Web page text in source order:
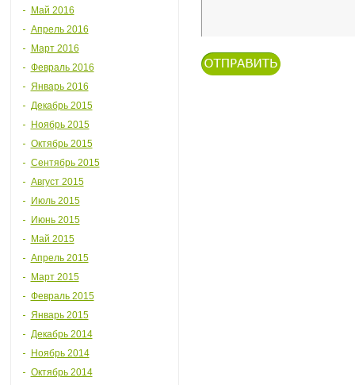
Май 2016
Апрель 2016
Март 2016
Февраль 2016
Январь 2016
Декабрь 2015
Ноябрь 2015
Октябрь 2015
Сентябрь 2015
Август 2015
Июль 2015
Июнь 2015
Май 2015
Апрель 2015
Март 2015
Февраль 2015
Январь 2015
Декабрь 2014
Ноябрь 2014
Октябрь 2014